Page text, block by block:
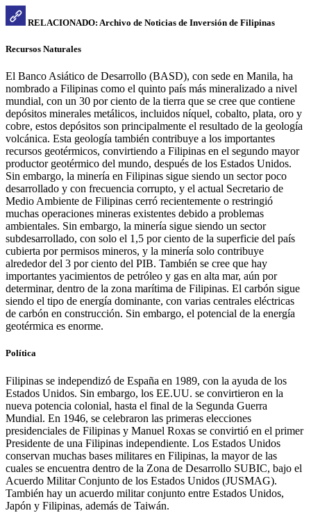
RELACIONADO: Archivo de Noticias de Inversión de Filipinas
Recursos Naturales
El Banco Asiático de Desarrollo (BASD), con sede en Manila, ha
nombrado a Filipinas como el quinto país más mineralizado a nivel
mundial, con un 30 por ciento de la tierra que se cree que contiene
depósitos minerales metálicos, incluidos níquel, cobalto, plata, oro y
cobre, estos depósitos son principalmente el resultado de la geología
volcánica. Esta geología también contribuye a los importantes
recursos geotérmicos, convirtiendo a Filipinas en el segundo mayor
productor geotérmico del mundo, después de los Estados Unidos.
Sin embargo, la minería en Filipinas sigue siendo un sector poco
desarrollado y con frecuencia corrupto, y el actual Secretario de
Medio Ambiente de Filipinas cerró recientemente o restringió
muchas operaciones mineras existentes debido a problemas
ambientales. Sin embargo, la minería sigue siendo un sector
subdesarrollado, con solo el 1,5 por ciento de la superficie del país
cubierta por permisos mineros, y la minería solo contribuye
alrededor del 3 por ciento del PIB. También se cree que hay
importantes yacimientos de petróleo y gas en alta mar, aún por
determinar, dentro de la zona marítima de Filipinas. El carbón sigue
siendo el tipo de energía dominante, con varias centrales eléctricas
de carbón en construcción. Sin embargo, el potencial de la energía
geotérmica es enorme.
Política
Filipinas se independizó de España en 1989, con la ayuda de los
Estados Unidos. Sin embargo, los EE.UU. se convirtieron en la
nueva potencia colonial, hasta el final de la Segunda Guerra
Mundial. En 1946, se celebraron las primeras elecciones
presidenciales de Filipinas y Manuel Roxas se convirtió en el primer
Presidente de una Filipinas independiente. Los Estados Unidos
conservan muchas bases militares en Filipinas, la mayor de las
cuales se encuentra dentro de la Zona de Desarrollo SUBIC, bajo el
Acuerdo Militar Conjunto de los Estados Unidos (JUSMAG).
También hay un acuerdo militar conjunto entre Estados Unidos,
Japón y Filipinas, además de Taiwán.